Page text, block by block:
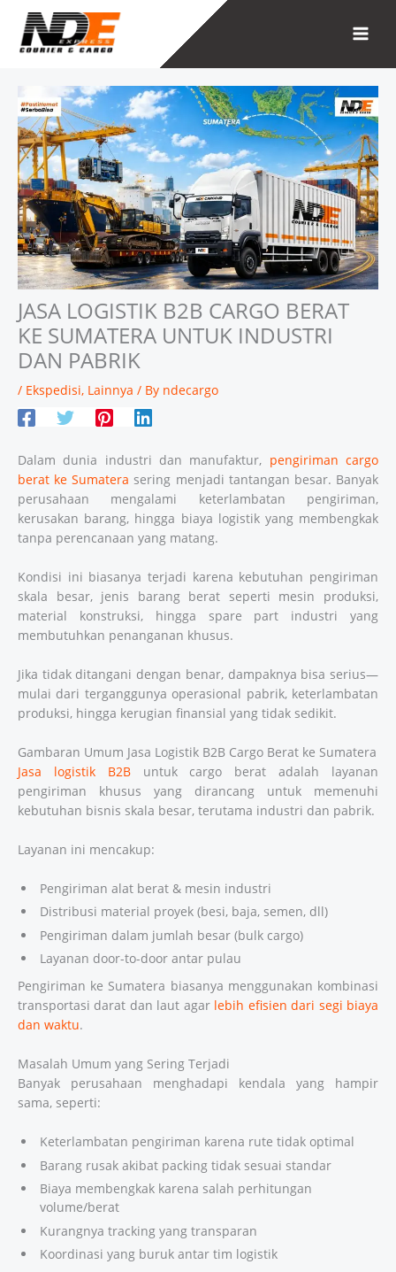
content
JASA LOGISTIK B2B CARGO BERAT
KE SUMATERA UNTUK INDUSTRI
DAN PABRIK
/ Ekspedisi, Lainnya / By ndecargo
Dalam dunia industri dan manufaktur, pengiriman cargo
berat ke Sumatera sering menjadi tantangan besar. Banyak
perusahaan mengalami keterlambatan pengiriman,
kerusakan barang, hingga biaya logistik yang membengkak
tanpa perencanaan yang matang.
Kondisi ini biasanya terjadi karena kebutuhan pengiriman
skala besar, jenis barang berat seperti mesin produksi,
material konstruksi, hingga spare part industri yang
membutuhkan penanganan khusus.
Jika tidak ditangani dengan benar, dampaknya bisa serius—
mulai dari terganggunya operasional pabrik, keterlambatan
produksi, hingga kerugian finansial yang tidak sedikit.
Gambaran Umum Jasa Logistik B2B Cargo Berat ke Sumatera
Jasa logistik B2Buntuk cargo berat adalah layanan
pengiriman khusus yang dirancang untuk memenuhi
kebutuhan bisnis skala besar, terutama industri dan pabrik.
Layanan ini mencakup:
Pengiriman alat berat & mesin industri
Distribusi material proyek (besi, baja, semen, dll)
Pengiriman dalam jumlah besar (bulk cargo)
Layanan door-to-door antar pulau
Pengiriman ke Sumatera biasanya menggunakan kombinasi
transportasi darat dan laut agar lebih efisien dari segi biaya
dan waktu.
Masalah Umum yang Sering Terjadi
Banyak perusahaan menghadapi kendala yang hampir
sama, seperti:
Keterlambatan pengiriman karena rute tidak optimal
Barang rusak akibat packing tidak sesuai standar
Biaya membengkak karena salah perhitungan
volume/berat
Kurangnya tracking yang transparan
Koordinasi yang buruk antar tim logistik